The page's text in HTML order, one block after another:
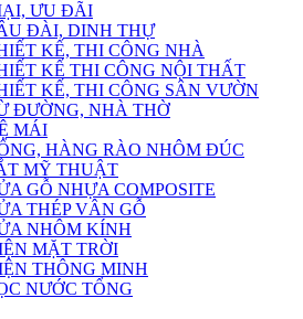
ƯU ĐÃI
ĐÀI, DINH THỰ
KẾ, THI CÔNG NHÀ
KẾ THI CÔNG NỘI THẤT
KẾ, THI CÔNG SÂN VƯỜN
ĐƯỜNG, NHÀ THỜ
MÁI
HÀNG RÀO NHÔM ĐÚC
MỸ THUẬT
GỖ NHỰA COMPOSITE
THÉP VÂN GỖ
NHÔM KÍNH
MẶT TRỜI
THÔNG MINH
NƯỚC TỔNG